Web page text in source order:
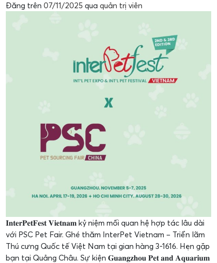
Đăng trên 07/11/2025 qua quản trị viên
𝐈𝐧𝐭𝐞𝐫𝐏𝐞𝐭𝐅𝐞𝐬𝐭 𝐕𝐢𝐞𝐭𝐧𝐚𝐦 kỷ niệm mối quan hệ hợp tác lâu dài
với PSC Pet Fair. Ghé thăm InterPet Vietnam – Triển lãm
Thú cưng Quốc tế Việt Nam tại gian hàng 3-1616. Hẹn gặp
bạn tại Quảng Châu. Sự kiện 𝐆𝐮𝐚𝐧𝐠𝐳𝐡𝐨𝐮 𝐏𝐞𝐭 𝐚𝐧𝐝 𝐀𝐪𝐮𝐚𝐫𝐢𝐮𝐦